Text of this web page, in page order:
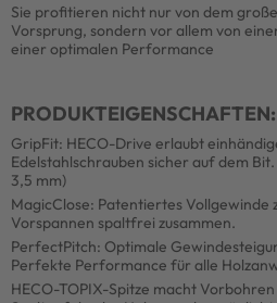
Sie profitieren nicht nur von dem
Vorsprung, sondern vor allem von
einer optimalen Performance
PRODUKTEIGENSCHAFTEN:
GripFit: HECO-Drive erlaubt
Edelstahlschrauben sicher auf dem
3,5 mm)
MagicClose: Patentiertes Vollgewinde
Vorspannen spaltfrei zusammen.
PerfectPitch: Optimale
Perfekte Performance für alle
HECO-TOPIX-Spitze macht